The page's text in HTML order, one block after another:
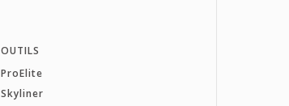
OUTILS
ProElite
Skyliner